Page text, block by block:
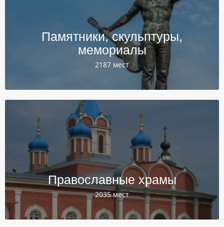
Памятники, скульптуры,
мемориалы
2187 мест
Православные храмы
2035 мест